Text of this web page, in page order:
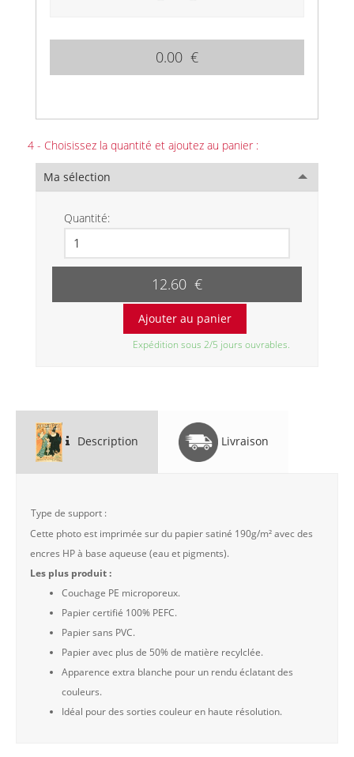
0.00 €
4 - Choisissez la quantité et ajoutez au panier :
Ma sélection
Quantité:
12.60 €
Expédition sous 2/5 jours ouvrables.
Description Livraison
Type de support :
Cette photo est imprimée sur du papier satiné 190g/m² avec des
encres HP à base aqueuse (eau et pigments).
Les plus produit :
Couchage PE microporeux.
Papier certifié 100% PEFC.
Papier sans PVC.
Papier avec plus de 50% de matière recylclée.
Apparence extra blanche pour un rendu éclatant des
couleurs.
Idéal pour des sorties couleur en haute résolution.